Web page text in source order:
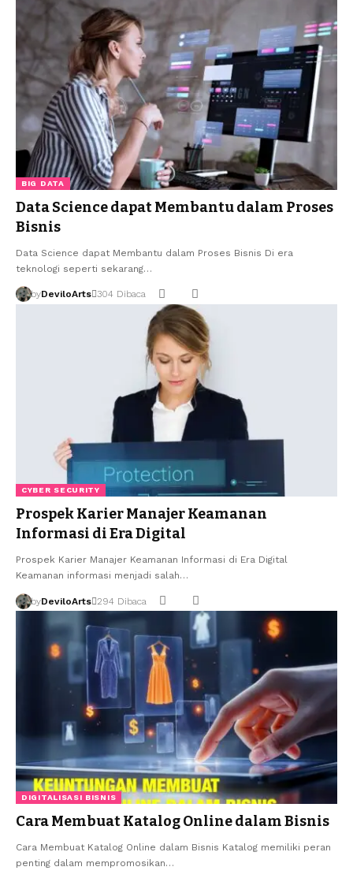
BIG DATA
Data Science dapat Membantu dalam Proses
Bisnis
Data Science dapat Membantu dalam Proses Bisnis Di era
teknologi seperti sekarang…
byDeviloArts 304 Dibaca
CYBER SECURITY
Prospek Karier Manajer Keamanan
Informasi di Era Digital
Prospek Karier Manajer Keamanan Informasi di Era Digital
Keamanan informasi menjadi salah…
byDeviloArts 294 Dibaca
DIGITALISASI BISNIS
Cara Membuat Katalog Online dalam Bisnis
Cara Membuat Katalog Online dalam Bisnis Katalog memiliki peran
penting dalam mempromosikan…